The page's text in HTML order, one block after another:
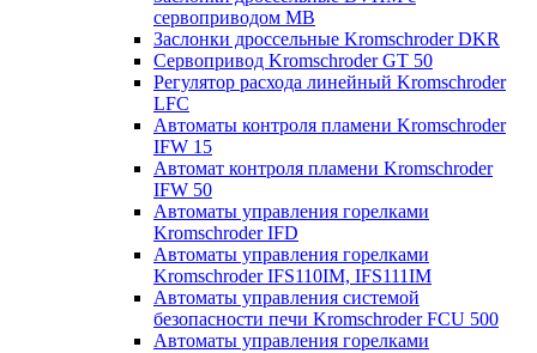
сервоприводом МВ
Заслонки дроссельные Kromschroder DKR
Cервопривод Kromschroder GT 50
Регулятор расхода линейный Kromschroder
LFC
Автоматы контроля пламени Kromschroder
IFW 15
Автомат контроля пламени Kromschroder
IFW 50
Автоматы управления горелками
Kromschroder IFD
Автоматы управления горелками
Kromschroder IFS110IM, IFS111IM
Автоматы управления системой
безопасности печи Kromschroder FCU 500
Автоматы управления горелками